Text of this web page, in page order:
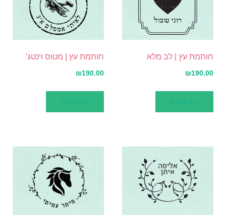
חותמת עץ | לב מלא
₪190.00
עוד פרטים
חותמת עץ | מטוס וינטג'
₪190.00
עוד פרטים